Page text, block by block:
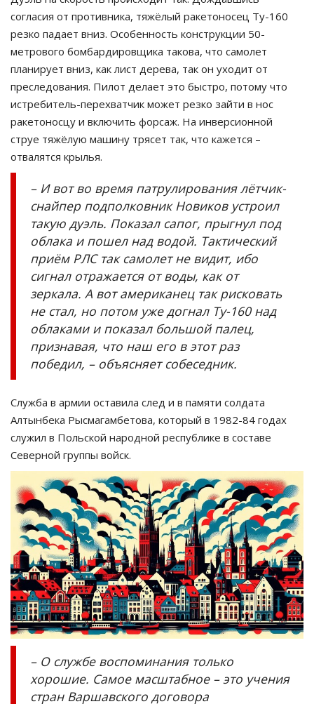
согласия от противника, тяжёлый ракетоносец Ту-160
резко падает вниз. Особенность конструкции 50-
метрового бомбардировщика такова, что самолет
планирует вниз, как лист дерева, так он уходит от
преследования. Пилот делает это быстро, потому что
истребитель-перехватчик может резко зайти в нос
ракетоносцу и включить форсаж. На инверсионной
струе тяжёлую машину трясет так, что кажется –
отвалятся крылья.
– И вот во время патрулирования лётчик-
снайпер подполковник Новиков устроил
такую дуэль. Показал сапог, прыгнул под
облака и пошел над водой. Тактический
приём РЛС так самолет не видит, ибо
сигнал отражается от воды, как от
зеркала. А вот американец так рисковать
не стал, но потом уже догнал Ту-160 над
облаками и показал большой палец,
признавая, что наш его в этот раз
победил, – объясняет собеседник.
Служба в армии оставила след и в памяти солдата
Алтынбека Рысмагамбетова, который в 1982-84 годах
служил в Польской народной республике в составе
Северной группы войск.
– О службе воспоминания только
хорошие. Самое масштабное – это учения
стран Варшавского договора